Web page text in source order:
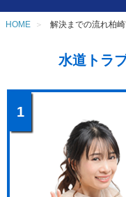
HOME 解決までの流れ柏
水道トラ
1